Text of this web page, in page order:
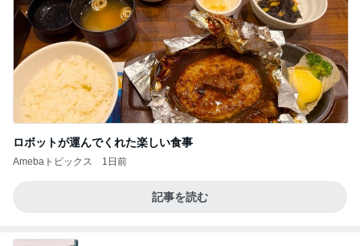
ロボットが運んでくれた楽しい食事
Amebaトピックス 1日前
記事を読む